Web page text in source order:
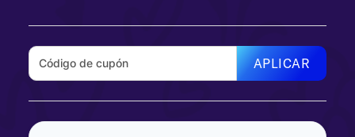
APLICAR